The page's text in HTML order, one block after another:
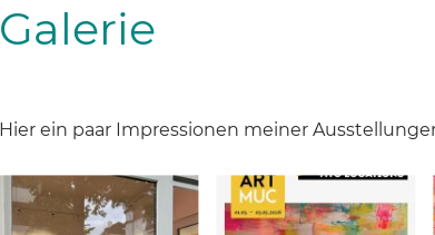
Galerie
Hier ein paar Impressionen meiner